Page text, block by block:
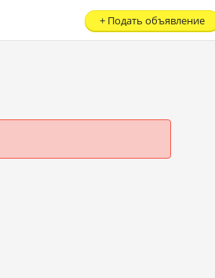
+ Подать объявление